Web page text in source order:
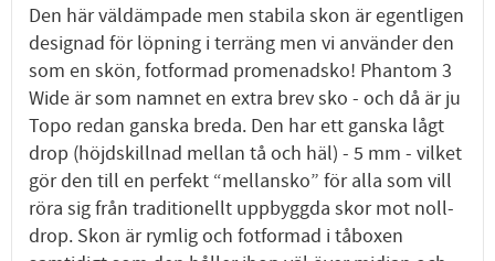
Den här väldämpade men stabila skon är egentligen
designad för löpning i terräng men vi använder den
som en skön, fotformad promenadsko! Phantom 3
Wide är som namnet en extra brev sko - och då är ju
Topo redan ganska breda. Den har ett ganska lågt
drop (höjdskillnad mellan tå och häl) - 5 mm - vilket
gör den till en perfekt “mellansko” för alla som vill
röra sig från traditionellt uppbyggda skor mot noll-
drop. Skon är rymlig och fotformad i tåboxen